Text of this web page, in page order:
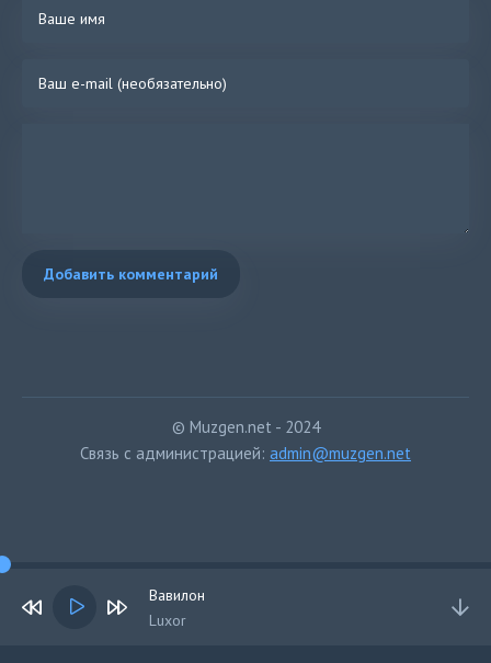
Добавить комментарий
© Muzgen.net - 2024
Связь с администрацией: admin@muzgen.net
Вавилон
Luxor